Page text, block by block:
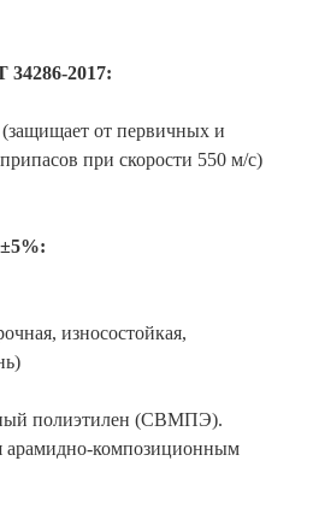
2017:
от первичных и
при скорости 550 м/с)
износостойкая,
полиэтилен (СВМПЭ).
арамидно-композиционным